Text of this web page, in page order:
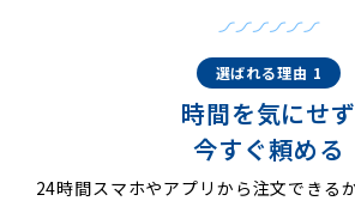
選ばれる理由 1
時間を気にせず
今すぐ頼める
24時間スマホやアプリから注文できる